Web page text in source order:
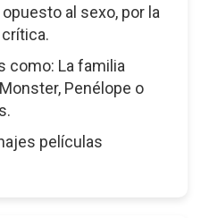
al sexo, por la
como: La familia
Penélope o
películas